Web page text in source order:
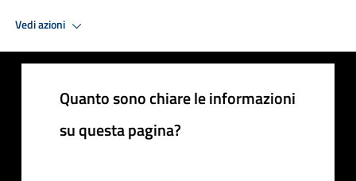
Vedi azioni
Quanto sono chiare le informazioni
su questa pagina?